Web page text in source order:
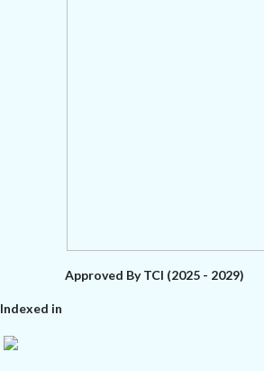
Approved By TCI (2025 - 2029)
Indexed in